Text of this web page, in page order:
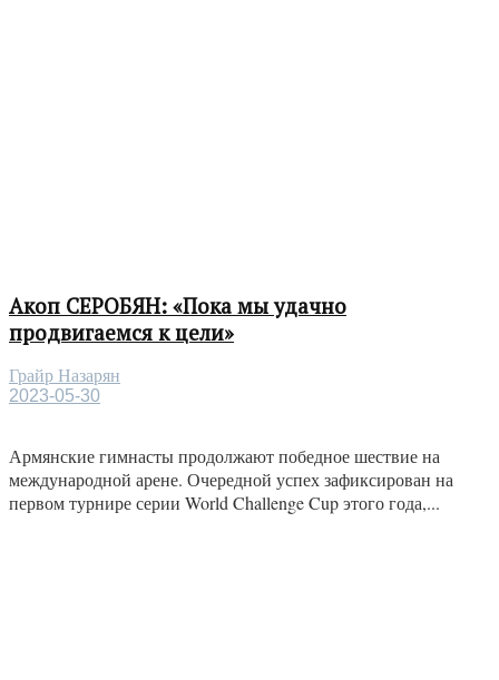
Акоп СЕРОБЯН: «Пока мы удачно
продвигаемся к цели»
Грайр Назарян
2023-05-30
Армянские гимнасты продолжают победное шествие на
международной арене. Очередной успех зафиксирован на
первом турнире серии World Challenge Cup этого года,...